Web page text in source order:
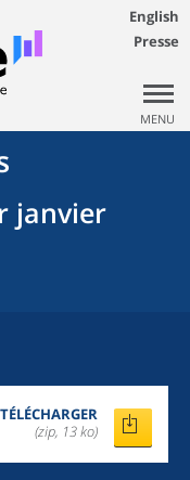
English
Presse
MENU
janvier
TÉLÉCHARGER
(zip, 13 ko)